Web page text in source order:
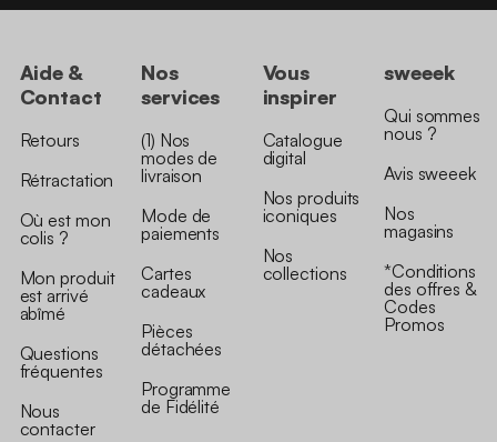
Aide &
Contact
Retours
Rétractation
Où est mon
colis ?
Mon produit
est arrivé
abîmé
Questions
fréquentes
Nous
contacter
Nos
services
(1) Nos
modes de
livraison
Mode de
paiements
Cartes
cadeaux
Pièces
détachées
Programme
de Fidélité
Vous
inspirer
Catalogue
digital
Nos produits
iconiques
Nos
collections
sweeek
Qui sommes
nous ?
Avis sweeek
Nos
magasins
*Conditions
des offres &
Codes
Promos